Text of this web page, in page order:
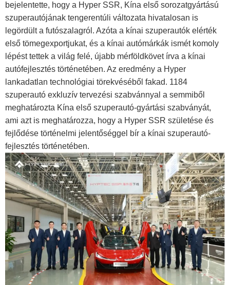
bejelentette, hogy a Hyper SSR, Kína első sorozatgyártású
szuperautójának tengerentúli változata hivatalosan is
legördült a futószalagról. Azóta a kínai szuperautók elérték
első tömegexportjukat, és a kínai autómárkák ismét komoly
lépést tettek a világ felé, újabb mérföldkövet írva a kínai
autófejlesztés történetében. Az eredmény a Hyper
lankadatlan technológiai törekvéséből fakad. 1184
szuperautó exkluzív tervezési szabvánnyal a semmiből
meghatározta Kína első szuperautó-gyártási szabványát,
ami azt is meghatározza, hogy a Hyper SSR születése és
fejlődése történelmi jelentőséggel bír a kínai szuperautó-
fejlesztés történetében.